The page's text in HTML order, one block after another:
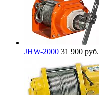
JHW-2000 31 900 руб.